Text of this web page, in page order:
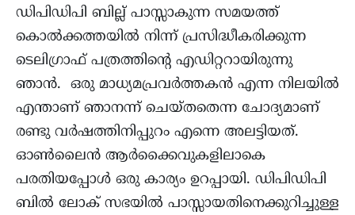
ഡിപിഡിപി ബില്ല് പാസ്സാകുന്ന സമയത്ത്
കൊല്‍ക്കത്തയില്‍ നിന്ന് പ്രസിദ്ധീകരിക്കുന്ന
ടെലിഗ്രാഫ് പത്രത്തിന്‍റെ എഡിറ്ററായിരുന്നു
ഞാന്‍. ഒരു മാധ്യമപ്രവർത്തകൻ എന്ന നിലയിൽ
എന്താണ് ഞാനന്ന് ചെയ്തതെന്ന ചോദ്യമാണ്
രണ്ടു വര്‍ഷത്തിനിപ്പുറം എന്നെ അലട്ടിയത്.
ഓൺലൈൻ ആർക്കൈവുകളിലാകെ
പരതിയപ്പോള്‍ ഒരു കാര്യം ഉറപ്പായി. ഡിപിഡിപി
ബിൽ ലോക് സഭയിൽ പാസ്സായതിനെക്കുറിച്ചുള്ള